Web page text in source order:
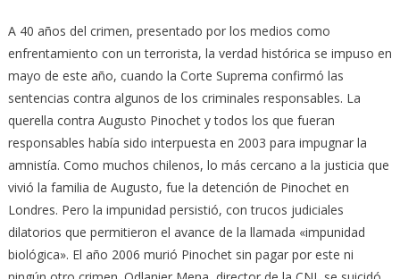
A 40 años del crimen, presentado por los medios como
enfrentamiento con un terrorista, la verdad histórica se impuso en
mayo de este año, cuando la Corte Suprema confirmó las
sentencias contra algunos de los criminales responsables. La
querella contra Augusto Pinochet y todos los que fueran
responsables había sido interpuesta en 2003 para impugnar la
amnistía. Como muchos chilenos, lo más cercano a la justicia que
vivió la familia de Augusto, fue la detención de Pinochet en
Londres. Pero la impunidad persistió, con trucos judiciales
dilatorios que permitieron el avance de la llamada «impunidad
biológica». El año 2006 murió Pinochet sin pagar por este ni